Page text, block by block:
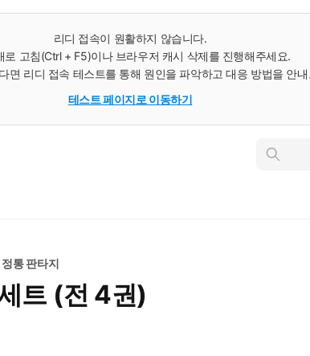
리디 접속이 원활하지 않습니다.
로 고침(Ctrl + F5)이나 브라우저 캐시 삭제를 진행해주세요.
면 리디 접속 테스트를 통해 원인을 파악하고 대응 방법을 안
테스트 페이지로 이동하기
인
정통 판타지
트 (전 4권)